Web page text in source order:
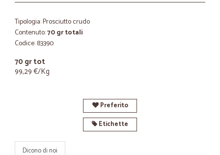
Tipologia: Prosciutto crudo
Contenuto:70 gr totali
Codice: 83390
70 gr tot
99,29 €/Kg
Preferito
Etichette
Dicono di noi